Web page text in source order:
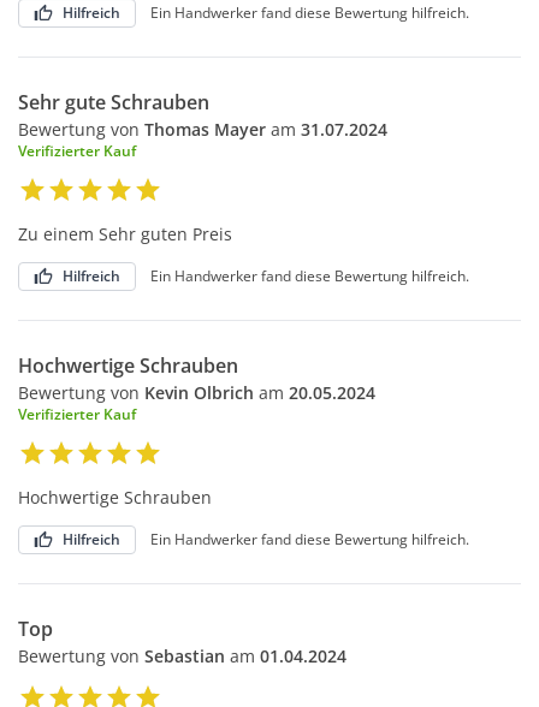
Hilfreich Ein Handwerker fand diese Bewertung hilfreich.
Sehr gute Schrauben
Bewertung von Thomas Mayer am 31.07.2024
Verifizierter Kauf
Zu einem Sehr guten Preis
Hilfreich Ein Handwerker fand diese Bewertung hilfreich.
Hochwertige Schrauben
Bewertung von Kevin Olbrich am 20.05.2024
Verifizierter Kauf
Hochwertige Schrauben
Hilfreich Ein Handwerker fand diese Bewertung hilfreich.
Top
Bewertung von Sebastian am 01.04.2024